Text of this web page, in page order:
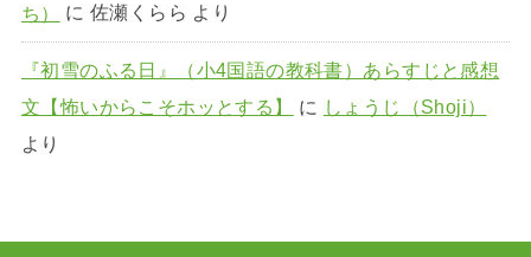
ち）
に 佐瀬くらら より
『初雪のふる日』（小4国語の教科書）あらすじと感想
文【怖いからこそホッとする】
に しょうじ（Shoji）
より